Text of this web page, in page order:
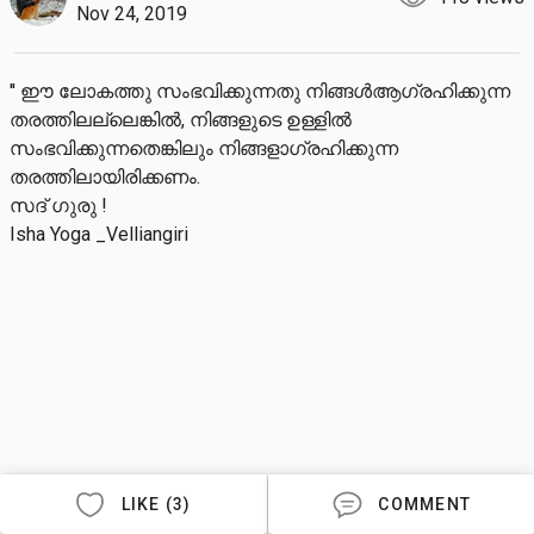
Nov 24, 2019
'' ഈ ലോകത്തു സംഭവിക്കുന്നതു നിങ്ങള്‍ആഗ്രഹിക്കുന്ന
തരത്തിലല്ലെങ്കില്‍, നിങ്ങളുടെ ഉള്ളില്‍
സംഭവിക്കുന്നതെങ്കിലും നിങ്ങളാഗ്രഹിക്കുന്ന
തരത്തിലായിരിക്കണം.
സദ് ഗുരു !
Isha Yoga _Velliangiri
LIKE (3) COMMENT